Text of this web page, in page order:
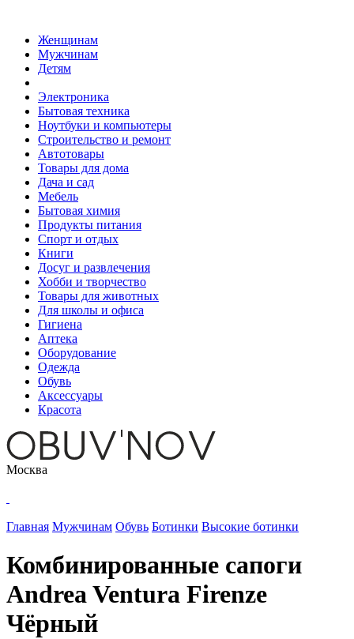
Женщинам
Мужчинам
Детям
Электроника
Бытовая техника
Ноутбуки и компьютеры
Строительство и ремонт
Автотовары
Товары для дома
Дача и сад
Мебель
Бытовая химия
Продукты питания
Спорт и отдых
Книги
Досуг и развлечения
Хобби и творчество
Товары для животных
Для школы и офиса
Гигиена
Аптека
Оборудование
Одежда
Обувь
Аксессуары
Красота
Москва
Главная Мужчинам Обувь Ботинки Высокие ботинки
Комбинированные сапоги
Andrea Ventura Firenze
Чёрный